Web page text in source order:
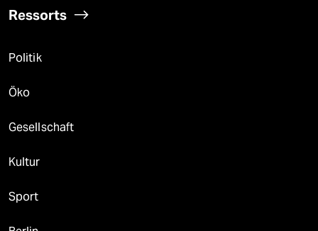
Ressorts
Politik
Öko
Gesellschaft
Kultur
Sport